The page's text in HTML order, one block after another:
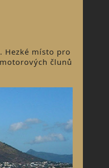
Hezké místo pro
člunů